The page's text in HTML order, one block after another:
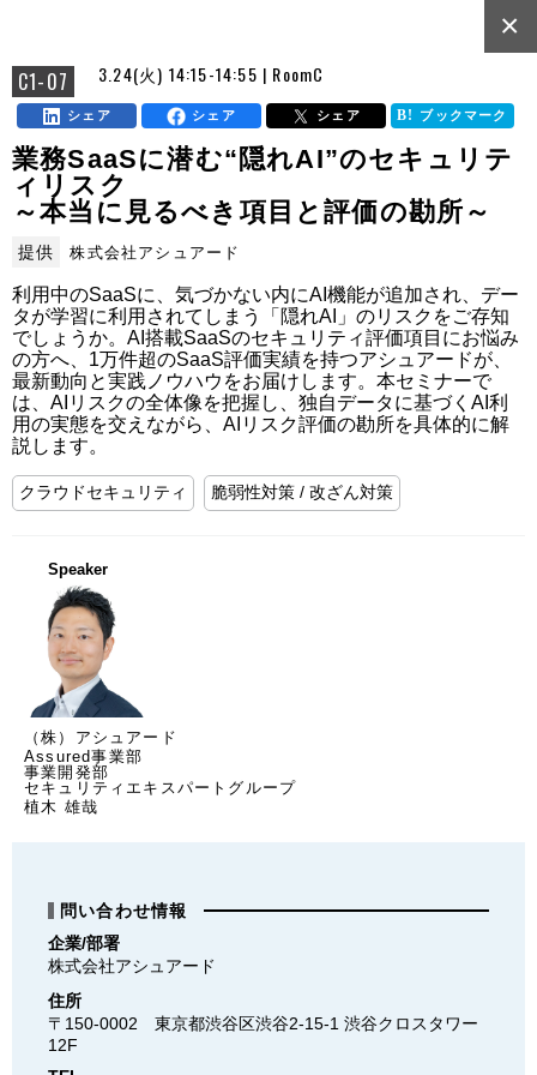
C1-07 3.24(火) 14:15-14:55 | RoomC
×
シェア シェア シェア ブックマーク
業務SaaSに潜む“隠れAI”のセキュリテ
ィリスク
～本当に見るべき項目と評価の勘所～
提供 株式会社アシュアード
利用中のSaaSに、気づかない内にAI機能が追加され、デー
タが学習に利用されてしまう「隠れAI」のリスクをご存知
でしょうか。AI搭載SaaSのセキュリティ評価項目にお悩み
の方へ、1万件超のSaaS評価実績を持つアシュアードが、
最新動向と実践ノウハウをお届けします。本セミナーで
は、AIリスクの全体像を把握し、独自データに基づくAI利
用の実態を交えながら、AIリスク評価の勘所を具体的に解
説します。
クラウドセキュリティ 脆弱性対策 / 改ざん対策
Speaker
（株）アシュアード
Assured事業部
事業開発部
セキュリティエキスパートグループ
植木 雄哉
問い合わせ情報
企業/部署
株式会社アシュアード
住所
〒150-0002　東京都渋谷区渋谷2-15-1 渋谷クロスタワー
12F